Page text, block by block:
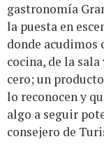
gastronomía
la puesta en
donde acudimos
cocina, de la
cero; un
lo reconocen y
algo a seguir
consejero de